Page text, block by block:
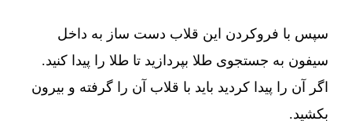
سپس با فروکردن این قلاب دست ساز به داخل
سیفون به جستجوی طلا بپردازید تا طلا را پیدا کنید.
اگر آن را پیدا کردید باید با قلاب آن را گرفته و بیرون
بکشید.